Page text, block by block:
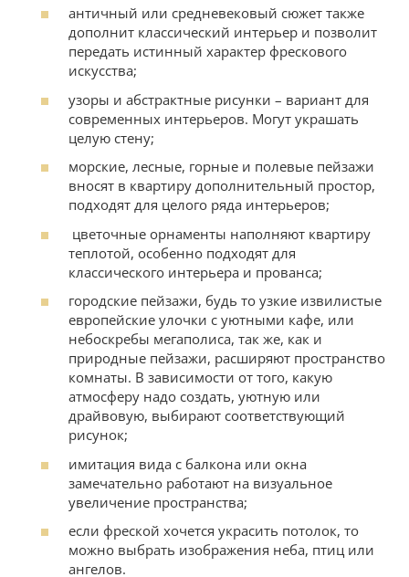
античный или средневековый сюжет также
дополнит классический интерьер и позволит
передать истинный характер фрескового
искусства;
узоры и абстрактные рисунки – вариант для
современных интерьеров. Могут украшать
целую стену;
морские, лесные, горные и полевые пейзажи
вносят в квартиру дополнительный простор,
подходят для целого ряда интерьеров;
цветочные орнаменты наполняют квартиру
теплотой, особенно подходят для
классического интерьера и прованса;
городские пейзажи, будь то узкие извилистые
европейские улочки с уютными кафе, или
небоскребы мегаполиса, так же, как и
природные пейзажи, расширяют пространство
комнаты. В зависимости от того, какую
атмосферу надо создать, уютную или
драйвовую, выбирают соответствующий
рисунок;
имитация вида с балкона или окна
замечательно работают на визуальное
увеличение пространства;
если фреской хочется украсить потолок, то
можно выбрать изображения неба, птиц или
ангелов.